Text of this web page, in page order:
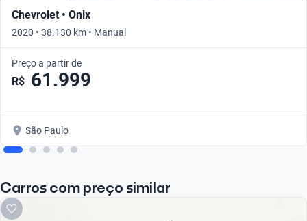
Chevrolet • Onix
2020 • 38.130 km • Manual
Preço a partir de
R$ 61.999
São Paulo
Carros com preço similar